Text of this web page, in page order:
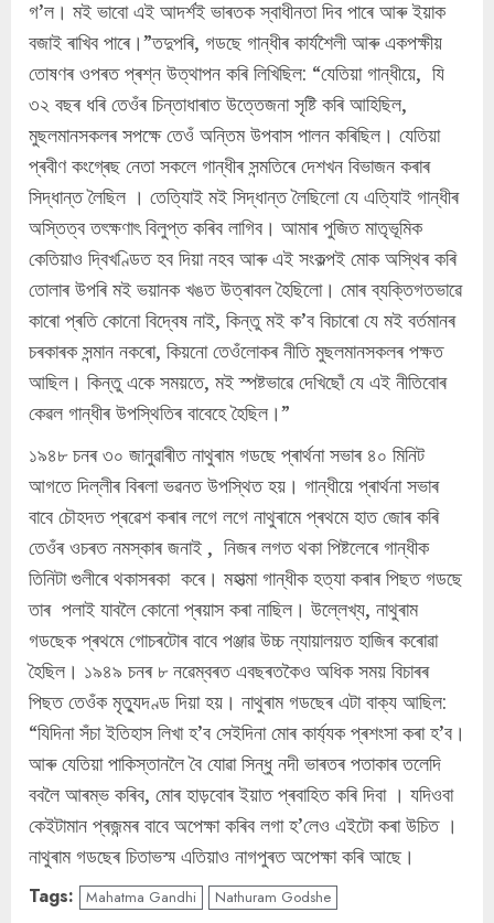
গ’ল। মই ভাবো এই আদৰ্শই ভাৰতক স্বাধীনতা দিব পাৰে আৰু ইয়াক
বজাই ৰাখিব পাৰে।”তদুপৰি, গডছে গান্ধীৰ কাৰ্যশৈলী আৰু একপক্ষীয়
তোষণৰ ওপৰত প্ৰশ্ন উত্থাপন কৰি লিখিছিল: “যেতিয়া গান্ধীয়ে, যি
৩২ বছৰ ধৰি তেওঁৰ চিন্তাধাৰাত উত্তেজনা সৃষ্টি কৰি আহিছিল,
মুছলমানসকলৰ সপক্ষে তেওঁ অন্তিম উপবাস পালন কৰিছিল। যেতিয়া
প্ৰবীণ কংগ্ৰেছ নেতা সকলে গান্ধীৰ সন্মতিৰে দেশখন বিভাজন কৰাৰ
সিদ্ধান্ত লৈছিল । তেতি্যাই মই সিদ্ধান্ত লৈছিলো যে এতি্যাই গান্ধীৰ
অস্তিত্ব তৎক্ষণাৎ বিলুপ্ত কৰিব লাগিব। আমাৰ পুজিত মাতৃভূমিক
কেতিয়াও দ্বিখণ্ডিত হব দিয়া নহব আৰু এই সংকল্পই মোক অস্থিৰ কৰি
তোলাৰ উপৰি মই ভয়ানক খঙত উত্ৰাবল হৈছিলো। মোৰ ব্যক্তিগতভাৱে
কাৰো প্ৰতি কোনো বিদ্বেষ নাই, কিন্তু মই ক’ব বিচাৰো যে মই বৰ্তমানৰ
চৰকাৰক সন্মান নকৰো, কিয়নো তেওঁলোকৰ নীতি মুছলমানসকলৰ পক্ষত
আছিল। কিন্তু একে সময়তে, মই স্পষ্টভাৱে দেখিছোঁ যে এই নীতিবোৰ
কেৱল গান্ধীৰ উপস্থিতিৰ বাবেহে হৈছিল।”
১৯৪৮ চনৰ ৩০ জানুৱাৰীত নাথুৰাম গডছে প্ৰাৰ্থনা সভাৰ ৪০ মিনিট
আগতে দিল্লীৰ বিৰলা ভৱনত উপস্থিত হয়। গান্ধীয়ে প্ৰাৰ্থনা সভাৰ
বাবে চৌহদত প্ৰৱেশ কৰাৰ লগে লগে নাথুৰামে প্ৰথমে হাত জোৰ কৰি
তেওঁৰ ওচৰত নমস্কাৰ জনাই , নিজৰ লগত থকা পিষ্টলেৰে গান্ধীক
তিনিটা গুলীৰে থকাসৰকা কৰে। মহাত্মা গান্ধীক হত্যা কৰাৰ পিছত গডছে
তাৰ পলাই যাবলৈ কোনো প্ৰয়াস কৰা নাছিল। উল্লেখ্য, নাথুৰাম
গডছেক প্ৰথমে গোচৰটোৰ বাবে পঞ্জাৱ উচ্চ ন্যায়ালয়ত হাজিৰ কৰোৱা
হৈছিল। ১৯৪৯ চনৰ ৮ নৱেম্বৰত এবছৰতকৈও অধিক সময় বিচাৰৰ
পিছত তেওঁক মৃত্যুদণ্ড দিয়া হয়। নাথুৰাম গডছেৰ এটা বাক্য আছিল:
“যিদিনা সঁচা ইতিহাস লিখা হ’ব সেইদিনা মোৰ কাৰ্য্যক প্ৰশংসা কৰা হ’ব।
আৰু যেতিয়া পাকিস্তানলৈ বৈ যোৱা সিন্ধু নদী ভাৰতৰ পতাকাৰ তলেদি
ববলৈ আৰম্ভ কৰিব, মোৰ হাড়বোৰ ইয়াত প্ৰবাহিত কৰি দিবা । যদিওবা
কেইটামান প্ৰজন্মৰ বাবে অপেক্ষা কৰিব লগা হ’লেও এইটো কৰা উচিত ।
নাথুৰাম গডছেৰ চিতাভস্ম এতিয়াও নাগপুৰত অপেক্ষা কৰি আছে।
Tags: Mahatma Gandhi Nathuram Godshe